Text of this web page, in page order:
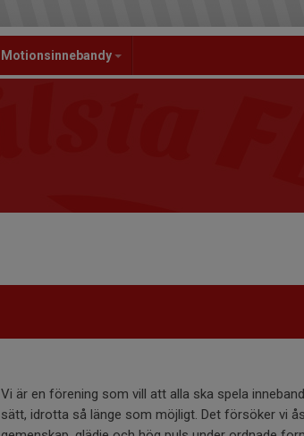
Motionsinnebandy
Vi är en förening som vill att alla ska spela
sätt, idrotta så länge som möjligt. Det försöker vi